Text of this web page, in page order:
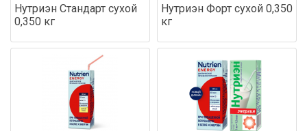
Нутриэн Стандарт сухой
0,350 кг
Нутриэн Форт сухой 0,350
кг